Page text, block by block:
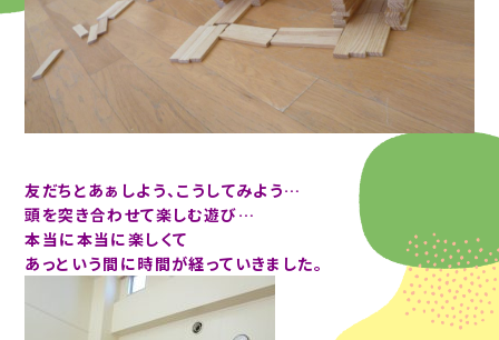
友だちとあぁしよう、こうしてみよう…
頭を突き合わせて楽しむ遊び…
本当に本当に楽しくて
あっという間に時間が経っていきました。